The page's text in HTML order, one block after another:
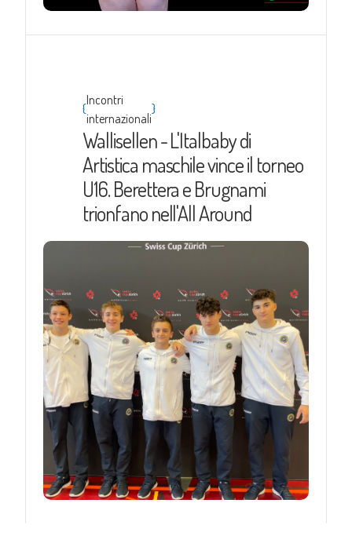
{
Incontri
internazionali
}
Wallisellen - L'Italbaby di
Artistica maschile vince il torneo
U16. Berettera e Brugnami
trionfano nell'All Around